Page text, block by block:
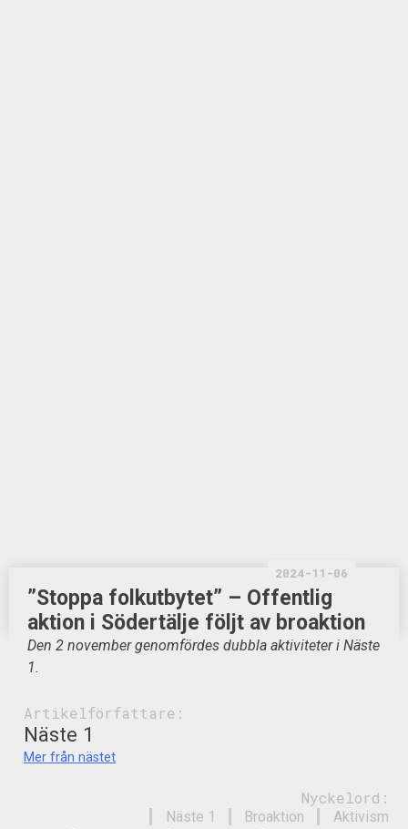
2024-11-06
”Stoppa folkutbytet” – Offentlig
aktion i Södertälje följt av broaktion
Den 2 november genomfördes dubbla aktiviteter i Näste
1.
Artikelförfattare:
Näste 1
Mer från nästet
Nyckelord:
Aktivism
Broaktion
Näste 1